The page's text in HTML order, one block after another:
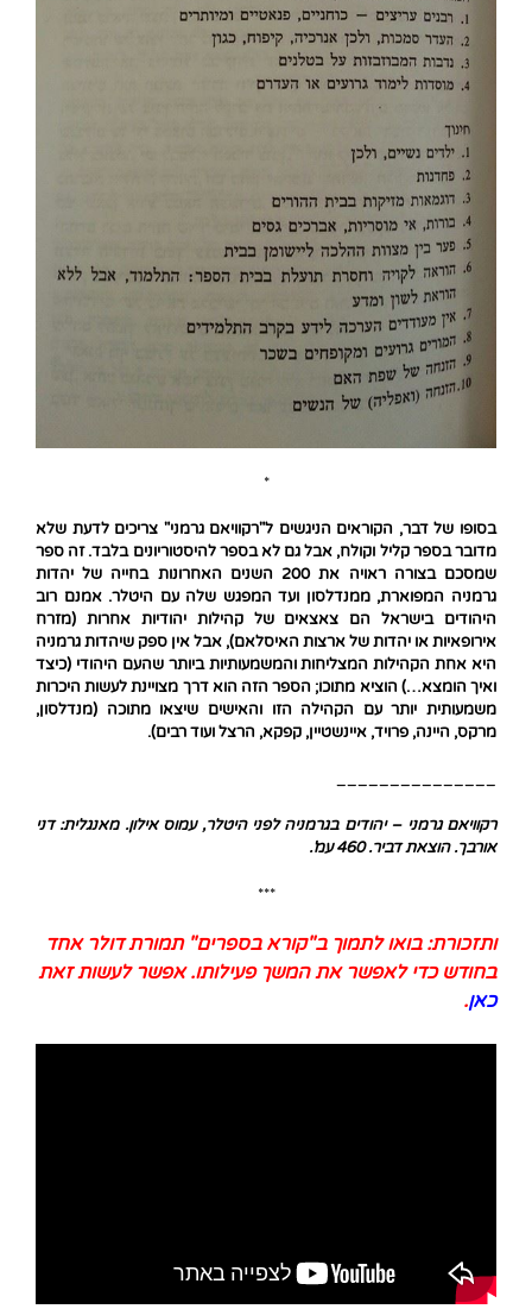
*
בסופו של דבר, הקוראים הניגשים ל"רקוויאם גרמני" צריכים לדעת שלא
מדובר בספר קליל וקולח, אבל גם לא בספר להיסטוריונים בלבד. זה ספר
שמסכם בצורה ראויה את 200 השנים האחרונות בחייה של יהדות
גרמניה המפוארת, ממנדלסון ועד המפגש שלה עם היטלר. אמנם רוב
היהודים בישראל הם צאצאים של קהילות יהודיות אחרות (מזרח
אירופאיות או יהדות של ארצות האיסלאם), אבל אין ספק שיהדות גרמניה
היא אחת הקהילות המצליחות והמשמעותיות ביותר שהעם היהודי (כיצד
ואיך הומצא…) הוציא מתוכו; הספר הזה הוא דרך מצויינת לעשות היכרות
משמעותית יותר עם הקהילה הזו והאישים שיצאו מתוכה (מנדלסון,
מרקס, היינה, פרויד, איינשטיין, קפקא, הרצל ועוד רבים).
רקוויאם גרמני – יהודים בגרמניה לפני היטלר, עמוס אילון. מאנגלית: דני
אורבך. הוצאת דביר. 460 עמ'.
***
ותזכורת: בואו לתמוך ב"קורא בספרים" תמורת דולר אחד
בחודש כדי לאפשר את המשך פעילותו. אפשר לעשות זאת
כאן.